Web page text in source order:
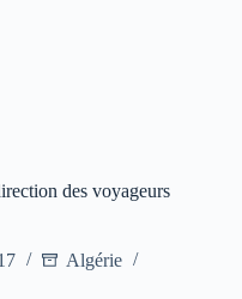
des voyageurs
Algérie